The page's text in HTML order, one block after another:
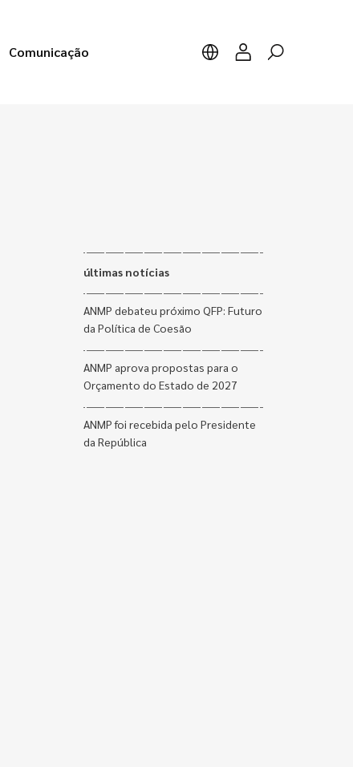
Comunicação
últimas notícias
ANMP debateu próximo QFP: Futuro
da Política de Coesão
ANMP aprova propostas para o
Orçamento do Estado de 2027
ANMP foi recebida pelo Presidente
da República